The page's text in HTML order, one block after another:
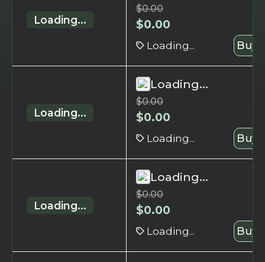
Loading...
$0.00
$0.00
Loading... Buy
Loading...
Loading...
$0.00
$0.00
Loading... Buy
Loading...
Loading...
$0.00
$0.00
Loading... Buy